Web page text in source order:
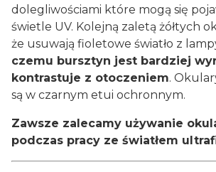
dolegliwościami które mogą się
świetle UV. Kolejną zaletą żółtych
że usuwają fioletowe światło z
czemu bursztyn jest bardziej
kontrastuje z otoczeniem.
są w czarnym etui ochronnym.
Zawsze zalecamy używanie
podczas pracy ze światłem